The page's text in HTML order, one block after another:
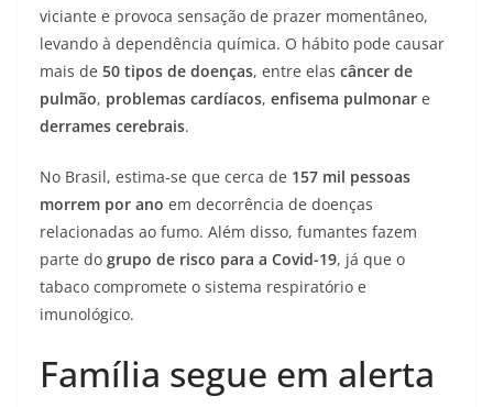
viciante e provoca sensação de prazer momentâneo,
levando à dependência química. O hábito pode causar
mais de 50 tipos de doenças, entre elas câncer de
pulmão, problemas cardíacos, enfisema pulmonar e
derrames cerebrais.
No Brasil, estima-se que cerca de 157 mil pessoas
morrem por ano em decorrência de doenças
relacionadas ao fumo. Além disso, fumantes fazem
parte do grupo de risco para a Covid-19, já que o
tabaco compromete o sistema respiratório e
imunológico.
Família segue em alerta